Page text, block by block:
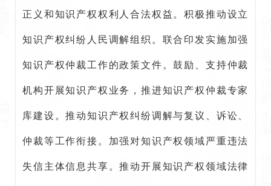
正义和知识产权权利人合法权益。积极推动设立
知识产权纠纷人民调解组织。联合印发实施加强
知识产权仲裁工作的政策文件。鼓励、支持仲裁
机构开展知识产权业务，推进知识产权仲裁专家
库建设。推动知识产权纠纷调解与复议、诉讼、
仲裁等工作衔接。加强对知识产权领域严重违法
失信主体信息共享。推动开展知识产权领域法律